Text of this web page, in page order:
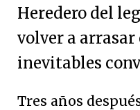
Heredero del
volver a
inevitables
Tres años